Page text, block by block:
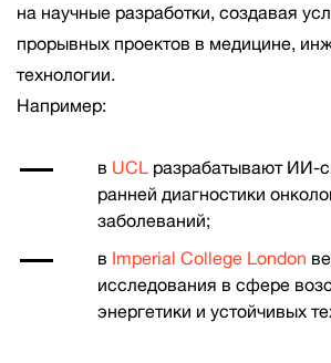
на научные разработки, создавая
прорывных проектов в медицине,
технологии.
Например:
в UCL разрабатывают ИИ-
ранней диагностики
заболеваний;
в Imperial College London
исследования в сфере
энергетики и устойчивых